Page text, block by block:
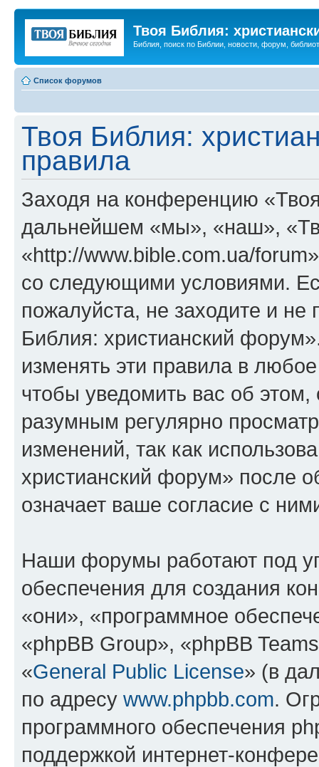
Твоя Библия:
Библия, поиск по Библии, новости, форум,
Список форумов
Твоя Библия:
правила
Заходя на конференцию
дальнейшем «мы», «наш»,
«http://www.bible.com.ua/
со следующими условиями.
пожалуйста, не заходите и
Библия: христианский
изменять эти правила в
чтобы уведомить вас об
разумным регулярно
изменений, так как
христианский форум» после
означает ваше согласие с
Наши форумы работают под
обеспечения для создания
«они», «программное
«phpBB Group», «phpBB
«General Public License» (в
по адресу www.phpbb.com.
программного обеспечения
поддержкой интернет-